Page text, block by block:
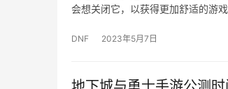
会想关闭它，以获得更加舒适的游
DNF 2023年5月7日